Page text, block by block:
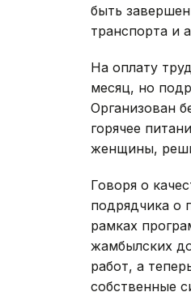
быть
транспорта и
На оплату
месяц, но
Организован
горячее
женщины,
Говоря о
подрядчика о
рамках
жамбылских
работ, а
собственные